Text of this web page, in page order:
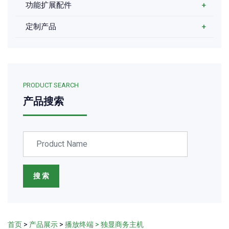
功能扩展配件 +
定制产品 +
PRODUCT SEARCH
产品搜索
搜 索
首页 > 产品展示 > 播放终端 > 独显商务主机